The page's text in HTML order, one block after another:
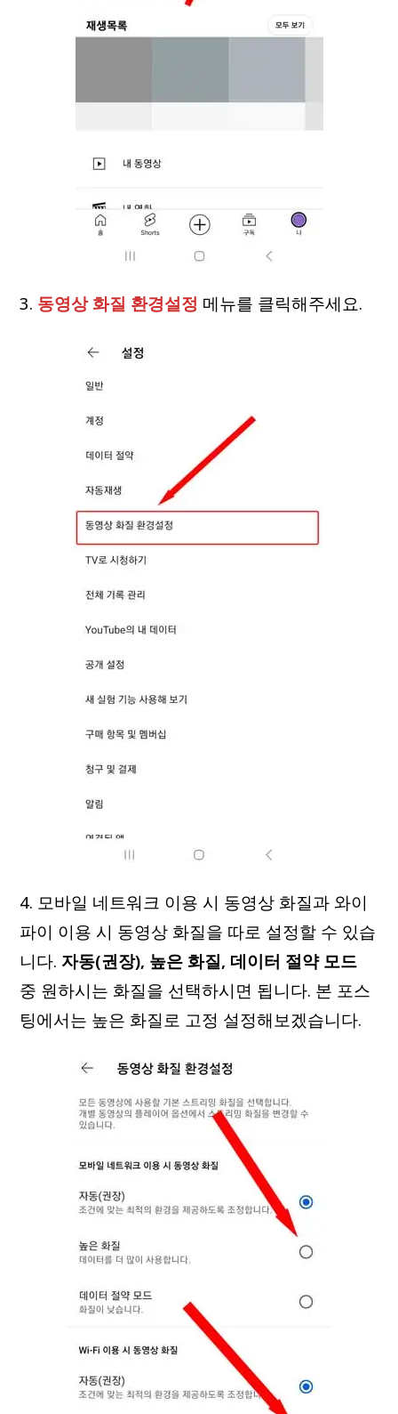
3. 동영상 화질 환경설정 메뉴를 클릭해주세요.
4. 모바일 네트워크 이용 시 동영상 화질과 와이
파이 이용 시 동영상 화질을 따로 설정할 수 있습
니다. 자동(권장), 높은 화질, 데이터 절약 모드
중 원하시는 화질을 선택하시면 됩니다. 본 포스
팅에서는 높은 화질로 고정 설정해보겠습니다.